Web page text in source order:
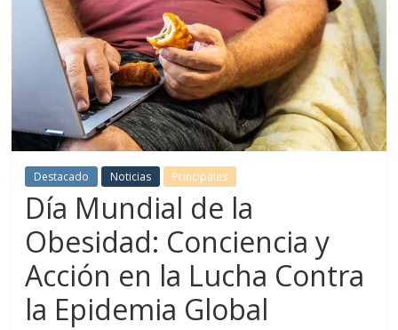
Destacado Noticias Principales
Día Mundial de la
Obesidad: Conciencia y
Acción en la Lucha Contra
la Epidemia Global